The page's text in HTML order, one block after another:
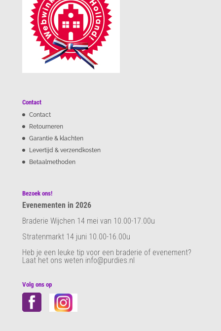
Contact
Contact
Retourneren
Garantie & klachten
Levertijd & verzendkosten
Betaalmethoden
Bezoek ons!
Evenementen in 2026
Braderie Wijchen 14 mei van 10.00-17.00u
Stratenmarkt 14 juni 10.00-16.00u
Heb je een leuke tip voor een braderie of evenement?
Laat het ons weten info@purdies.nl
Volg ons op